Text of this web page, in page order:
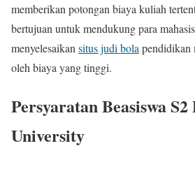
memberikan potongan biaya kuliah
bertujuan untuk mendukung para
menyelesaikan situs judi bola pendidikan
oleh biaya yang tinggi.
Persyaratan Beasiswa
University